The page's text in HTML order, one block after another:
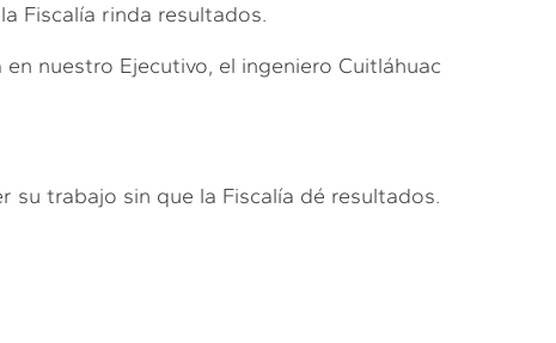
Fiscalía rinda resultados.
nuestro Ejecutivo, el ingeniero Cuitláhuac
su trabajo sin que la Fiscalía dé resultados.